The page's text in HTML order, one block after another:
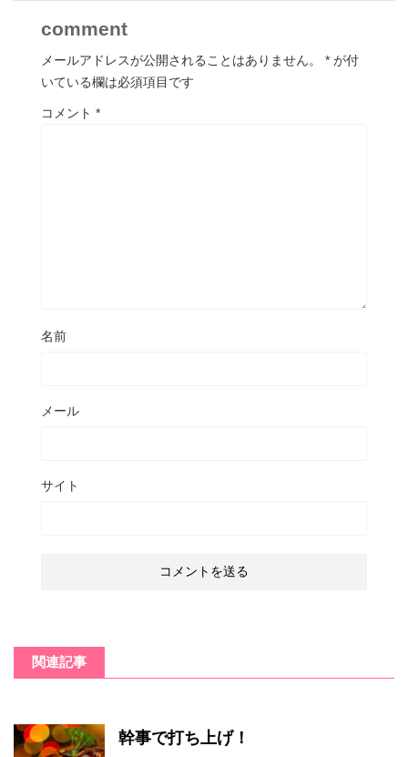
comment
メールアドレスが公開されることはありません。 * が付
いている欄は必須項目です
コメント *
名前
メール
サイト
関連記事
幹事で打ち上げ！